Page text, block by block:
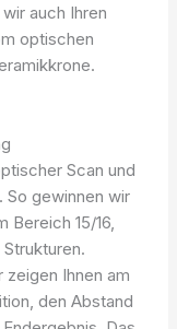
auch Ihren
optischen
Scan und
gewinnen wir
Bereich 15/16,
zeigen Ihnen am
den Abstand